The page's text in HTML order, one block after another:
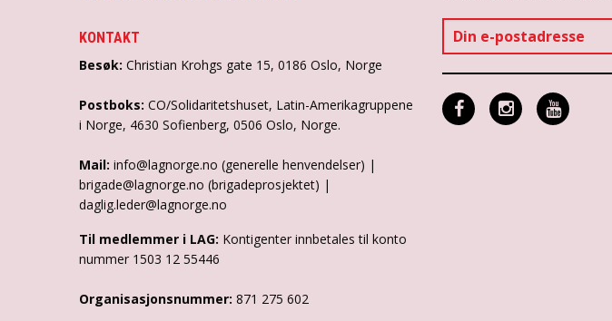
KONTAKT
Besøk: Christian Krohgs gate 15, 0186 Oslo, Norge
Postboks: CO/Solidaritetshuset, Latin-Amerikagruppene
i Norge, 4630 Sofienberg, 0506 Oslo, Norge.
Mail: info@lagnorge.no (generelle henvendelser) |
brigade@lagnorge.no (brigadeprosjektet) |
daglig.leder@lagnorge.no
Til medlemmer i LAG: Kontigenter innbetales til konto
nummer 1503 12 55446
Organisasjonsnummer: 871 275 602